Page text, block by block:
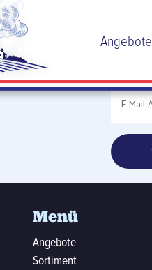
Angebote
Menü
Angebote
Sortiment